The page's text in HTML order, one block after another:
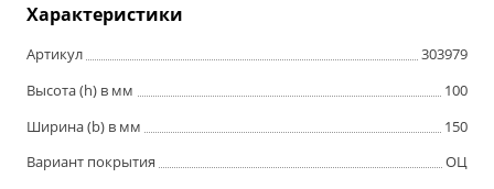
Характеристики
Артикул
303979
Высота (h) в мм
100
Ширина (b) в мм
150
Вариант покрытия
ОЦ